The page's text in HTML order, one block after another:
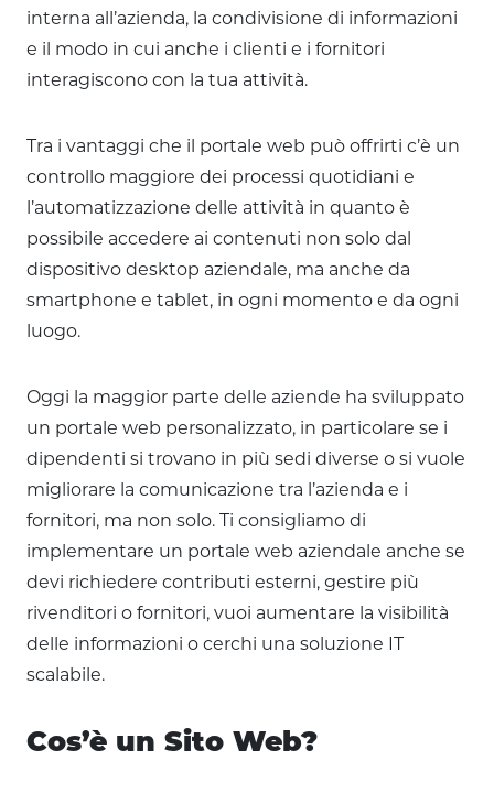
interna all’azienda, la condivisione di informazioni
e il modo in cui anche i clienti e i fornitori
interagiscono con la tua attività.
Tra i vantaggi che il portale web può offrirti c’è un
controllo maggiore dei processi quotidiani e
l’automatizzazione delle attività in quanto è
possibile accedere ai contenuti non solo dal
dispositivo desktop aziendale, ma anche da
smartphone e tablet, in ogni momento e da ogni
luogo.
Oggi la maggior parte delle aziende ha sviluppato
un portale web personalizzato, in particolare se i
dipendenti si trovano in più sedi diverse o si vuole
migliorare la comunicazione tra l’azienda e i
fornitori, ma non solo. Ti consigliamo di
implementare un portale web aziendale anche se
devi richiedere contributi esterni, gestire più
rivenditori o fornitori, vuoi aumentare la visibilità
delle informazioni o cerchi una soluzione IT
scalabile.
Cos’è un Sito Web?